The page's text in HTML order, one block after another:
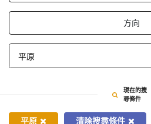
方向
現在的搜
尋條件
平原 清除搜尋條件